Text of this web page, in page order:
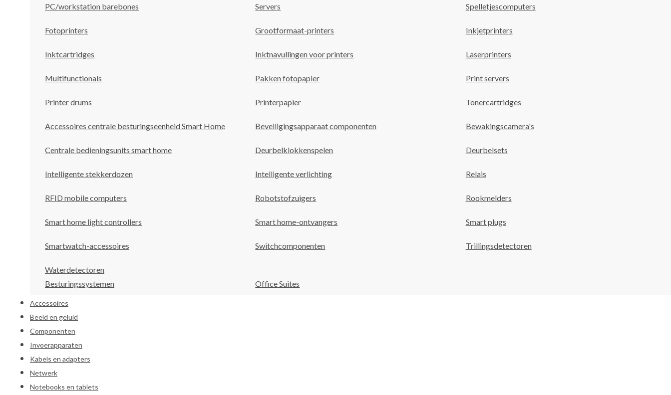
PC/workstation barebones Servers Spelletjescomputers
Fotoprinters Grootformaat-printers Inkjetprinters
Inktcartridges Inktnavullingen voor printers Laserprinters
Multifunctionals Pakken fotopapier Print servers
Printer drums Printerpapier Tonercartridges
Accessoires centrale besturingseenheid Smart Home Beveiligingsapparaat componenten Bewakingscamera's
Centrale bedieningsunits smart home Deurbelklokkenspelen Deurbelsets
Intelligente stekkerdozen Intelligente verlichting Relais
RFID mobile computers Robotstofzuigers Rookmelders
Smart home light controllers Smart home-ontvangers Smart plugs
Smartwatch-accessoires Switchcomponenten Trillingsdetectoren
Waterdetectoren
Besturingssystemen
Office Suites
Accessoires
Beeld en geluid
Componenten
Invoerapparaten
Kabels en adapters
Netwerk
Notebooks en tablets